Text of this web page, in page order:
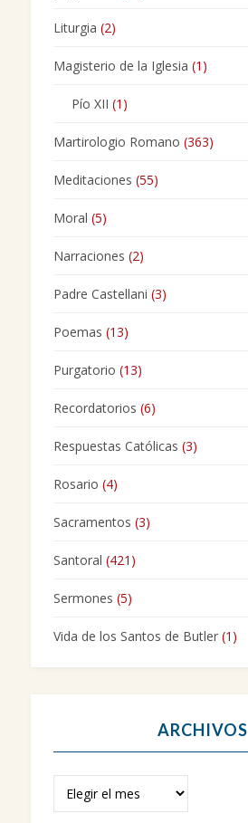
Liturgia (2)
Magisterio de la Iglesia (1)
Pío XII (1)
Martirologio Romano (363)
Meditaciones (55)
Moral (5)
Narraciones (2)
Padre Castellani (3)
Poemas (13)
Purgatorio (13)
Recordatorios (6)
Respuestas Católicas (3)
Rosario (4)
Sacramentos (3)
Santoral (421)
Sermones (5)
Vida de los Santos de Butler(1)
ARCHIVOS